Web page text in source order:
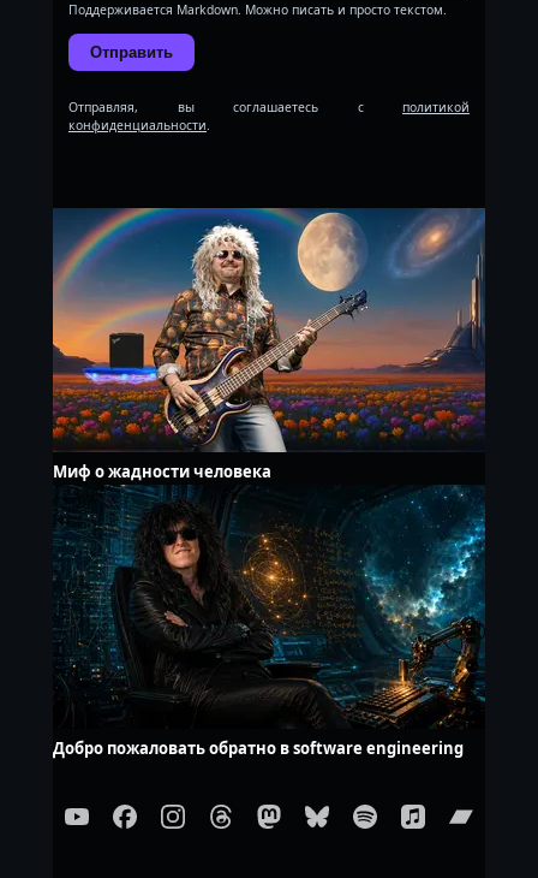
Поддерживается Markdown. Можно писать и просто текстом.
Отправить
Отправляя, вы соглашаетесь с политикой
конфиденциальности
Миф о жадности человека
Добро пожаловать обратно в software engineering